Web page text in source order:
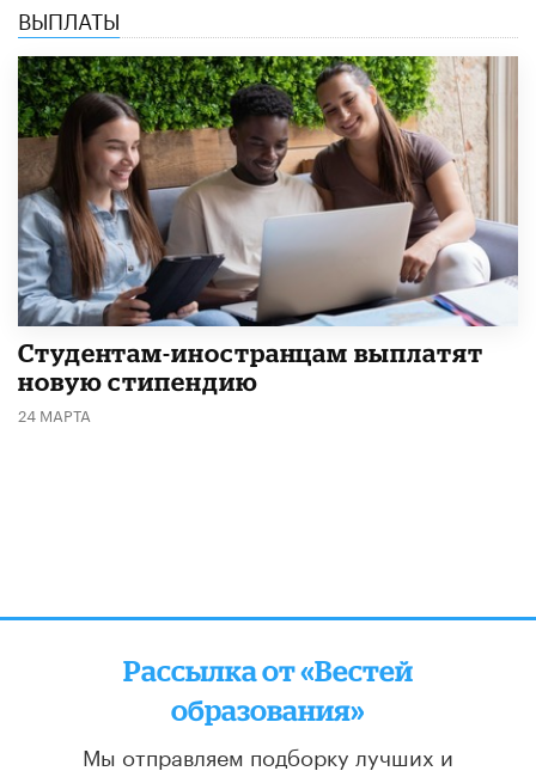
ВЫПЛАТЫ
Студентам-иностранцам выплатят
новую стипендию
24 МАРТА
Рассылка от «Вестей
образования»
Мы отправляем подборку лучших и